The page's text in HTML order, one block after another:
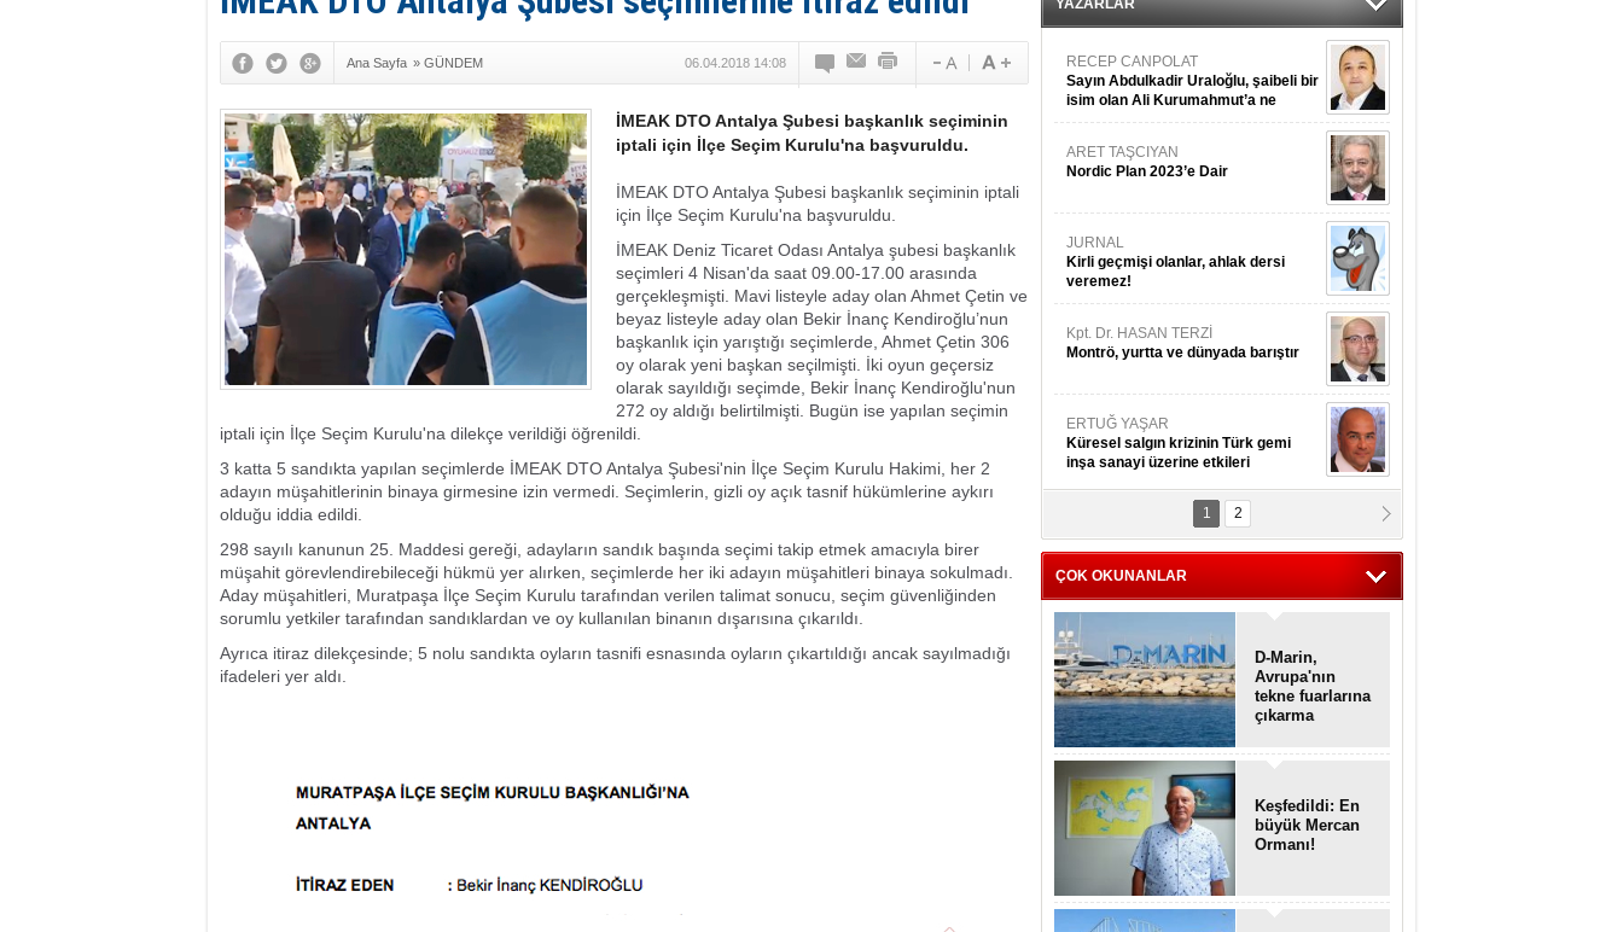
Ana Sayfa » GÜNDEM 06.04.2018 14:08
İMEAK DTO Antalya Şubesi başkanlık seçiminin
iptali için İlçe Seçim Kurulu'na başvuruldu.
İMEAK DTO Antalya Şubesi başkanlık seçiminin iptali
için İlçe Seçim Kurulu'na başvuruldu.
İMEAK Deniz Ticaret Odası Antalya şubesi başkanlık
seçimleri 4 Nisan'da saat 09.00-17.00 arasında
gerçekleşmişti. Mavi listeyle aday olan Ahmet Çetin ve
beyaz listeyle aday olan Bekir İnanç Kendiroğlu’nun
başkanlık için yarıştığı seçimlerde, Ahmet Çetin 306
oy olarak yeni başkan seçilmişti. İki oyun geçersiz
olarak sayıldığı seçimde, Bekir İnanç Kendiroğlu'nun
272 oy aldığı belirtilmişti. Bugün ise yapılan seçimin
iptali için İlçe Seçim Kurulu'na dilekçe verildiği öğrenildi.
3 katta 5 sandıkta yapılan seçimlerde İMEAK DTO Antalya Şubesi'nin İlçe Seçim Kurulu Hakimi, her 2
adayın müşahitlerinin binaya girmesine izin vermedi. Seçimlerin, gizli oy açık tasnif hükümlerine aykırı
olduğu iddia edildi.
298 sayılı kanunun 25. Maddesi gereği, adayların sandık başında seçimi takip etmek amacıyla birer
müşahit görevlendirebileceği hükmü yer alırken, seçimlerde her iki adayın müşahitleri binaya sokulmadı.
Aday müşahitleri, Muratpaşa İlçe Seçim Kurulu tarafından verilen talimat sonucu, seçim güvenliğinden
sorumlu yetkiler tarafından sandıklardan ve oy kullanılan binanın dışarısına çıkarıldı.
Ayrıca itiraz dilekçesinde; 5 nolu sandıkta oyların tasnifi esnasında oyların çıkartıldığı ancak sayılmadığı
ifadeleri yer aldı.
YAZARLAR
RECEP CANPOLAT
Sayın Abdulkadir Uraloğlu, şaibeli bir
isim olan Ali Kurumahmut’a ne
danışıyorsunuz?
ARET TAŞCIYAN
Nordic Plan 2023’e Dair
JURNAL
Kirli geçmişi olanlar, ahlak dersi
veremez!
Kpt. Dr. HASAN TERZİ
Montrö, yurtta ve dünyada barıştır
ERTUĞ YAŞAR
Küresel salgın krizinin Türk gemi
inşa sanayi üzerine etkileri
Kpt. MESUT AZMİ GÖKSOY
ithafen...
1 2
ÇOK OKUNANLAR
D-Marin,
Avrupa'nın
tekne fuarlarına
çıkarma
Keşfedildi: En
büyük Mercan
Ormanı!